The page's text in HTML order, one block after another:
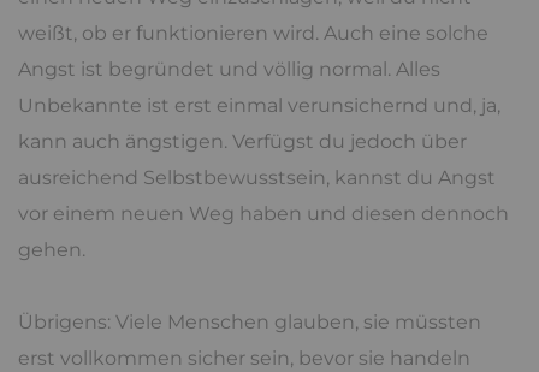
weißt, ob er funktionieren wird. Auch eine solche
Angst ist begründet und völlig normal. Alles
Unbekannte ist erst einmal verunsichernd und, ja,
kann auch ängstigen. Verfügst du jedoch über
ausreichend Selbstbewusstsein, kannst du Angst
vor einem neuen Weg haben und diesen dennoch
gehen.
Übrigens: Viele Menschen glauben, sie müssten
erst vollkommen sicher sein, bevor sie handeln